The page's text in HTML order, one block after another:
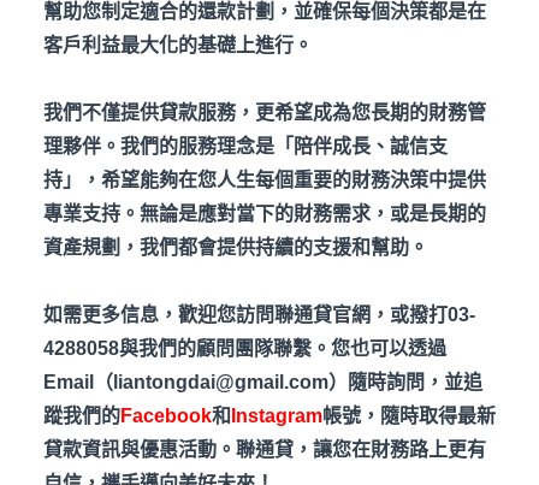
幫助您制定適合的還款計劃，並確保每個決策都是在
客戶利益最大化的基礎上進行。
我們不僅提供貸款服務，更希望成為您長期的財務管
理夥伴。我們的服務理念是「陪伴成長、誠信支
持」，希望能夠在您人生每個重要的財務決策中提供
專業支持。無論是應對當下的財務需求，或是長期的
資產規劃，我們都會提供持續的支援和幫助。
如需更多信息，歡迎您訪問聯通貸官網，或撥打03-
4288058與我們的顧問團隊聯繫。您也可以透過
Email（liantongdai@gmail.com）隨時詢問，並追
蹤我們的Facebook和 Instagram帳號，隨時取得最新
貸款資訊與優惠活動。聯通貸，讓您在財務路上更有